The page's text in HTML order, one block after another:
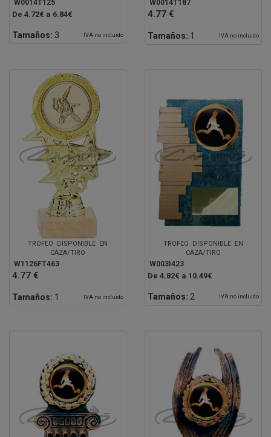
W0014T125
De 4.72€ a 6.84€
Tamaños: 3 IVA no incluido
W0014T187
4.77 €
Tamaños: 1 IVA no incluido
TROFEO DISPONIBLE EN
CAZA/TIRO
W1126FT463
4.77 €
Tamaños: 1 IVA no incluido
TROFEO DISPONIBLE EN
CAZA/TIRO
W003I423
De 4.82€ a 10.49€
Tamaños: 2 IVA no incluido